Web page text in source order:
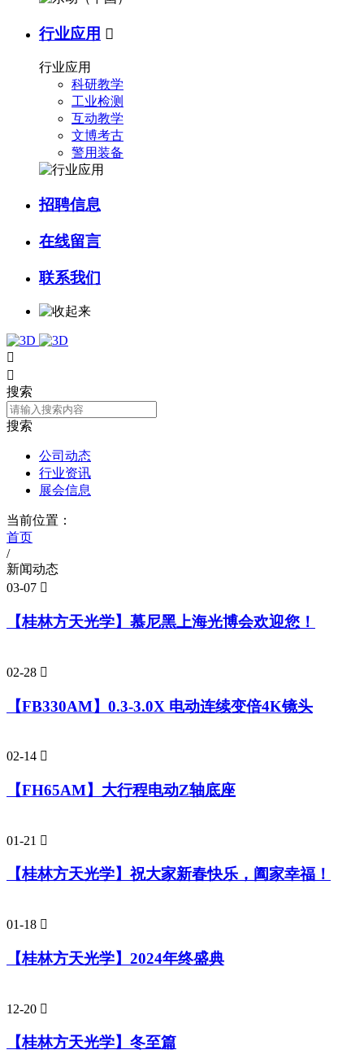
行业应用 
行业应用
科研教学
工业检测
互动教学
文博考古
警用装备
招聘信息
在线留言
联系我们


搜索
搜索
公司动态
行业资讯
展会信息
当前位置：
首页
/
新闻动态
03-07 
【桂林方天光学】慕尼黑上海光博会欢迎您！
02-28 
【FB330AM】0.3-3.0X 电动连续变倍4K镜头
02-14 
【FH65AM】大行程电动Z轴底座
01-21 
【桂林方天光学】祝大家新春快乐，阖家幸福！
01-18 
【桂林方天光学】2024年终盛典
12-20 
【桂林方天光学】冬至篇